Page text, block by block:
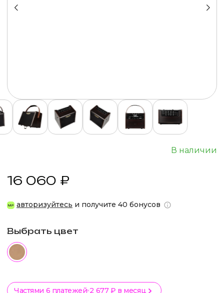
В наличии
16 060 ₽
авторизуйтесь и получите 40 бонусов
Выбрать цвет
Частями 6 платежей 2 677 ₽ в месяц